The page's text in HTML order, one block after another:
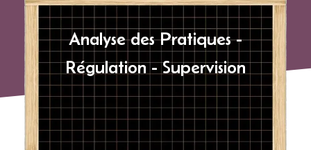
Analyse des Pratiques -
Régulation - Supervision